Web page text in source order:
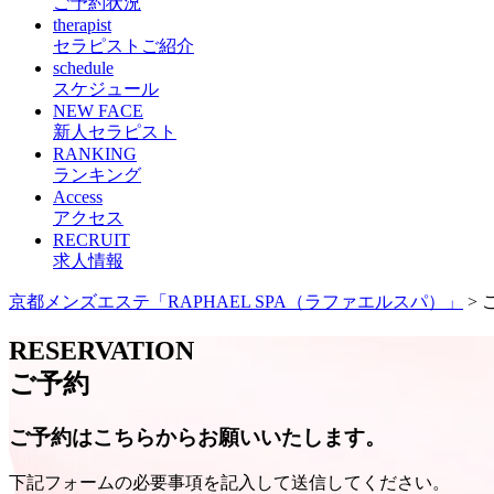
therapist
セラピストご紹介
schedule
スケジュール
NEW FACE
新人セラピスト
RANKING
ランキング
Access
アクセス
RECRUIT
求人情報
京都メンズエステ「RAPHAEL SPA（ラファエルスパ）」 >
RESERVATION
ご予約
ご予約はこちらからお願いいたします。
下記フォームの必要事項を記入して送信してください。